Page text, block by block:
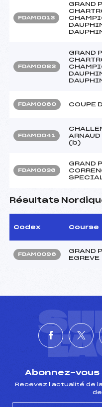
FDAM0013
GRAND
FDAM0083
GRAND
FDAM0060 COUPE
FDAM0041
(b)
FDAM0036
GRAND
Résultats
Codex Course
FDAM0096
GRAND
EGREVE
Abonnez-
Recevez l’actualité de
de